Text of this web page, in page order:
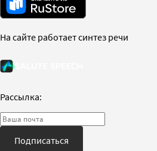
На сайте работает синтез речи
Рассылка:
Подписаться